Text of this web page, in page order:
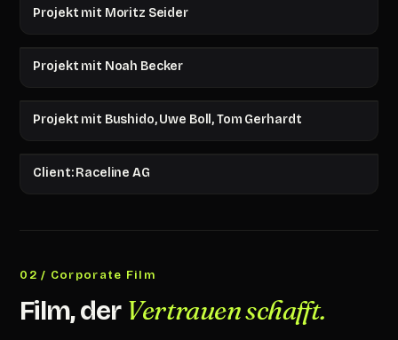
Projekt mit Moritz Seider
Projekt mit Noah Becker
Projekt mit Bushido, Uwe Boll, Tom Gerhardt
Client: Raceline AG
02 / Corporate Film
Film, der Vertrauen schafft.